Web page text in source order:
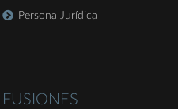
Persona Jurídica
FUSIONES